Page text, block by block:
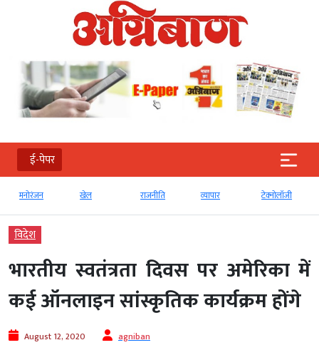
ई-पेपर
मनोरंजन खेल राजनीति व्‍यापार टेक्‍नोलॉजी
विदेश
भारतीय स्वतंत्रता दिवस पर अमेरिका में
कई ऑनलाइन सांस्कृतिक कार्यक्रम होंगे
August 12, 2020 agniban